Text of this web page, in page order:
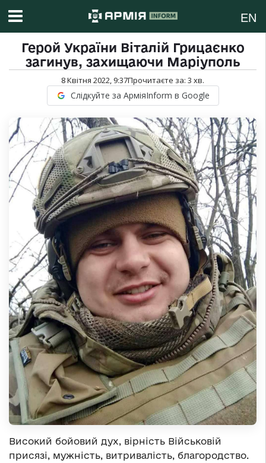
EN
Герой України Віталій Грицаєнко
загинув, захищаючи Маріуполь
8 Квітня 2022, 9:37Прочитаєте за: 3 хв.
Слідкуйте за АрміяInform в Google
Високий бойовий дух, вірність Військовій
присязі, мужність, витривалість, благородство.